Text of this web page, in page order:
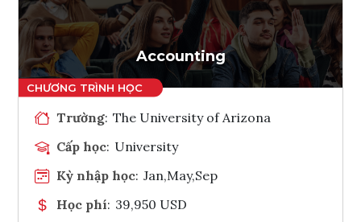
Tham vấn Interlink
Accounting
Trường: The University of Arizona
Cấp học: University
Kỳ nhập học: Jan,May,Sep
Học phí: 39,950 USD